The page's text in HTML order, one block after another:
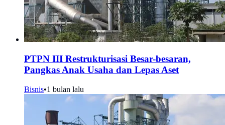
PTPN III Restrukturisasi Besar-besaran,
Pangkas Anak Usaha dan Lepas Aset
Bisnis•1 bulan lalu